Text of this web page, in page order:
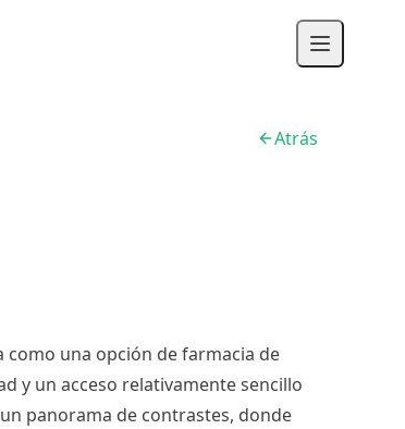
Atrás
como una opción de farmacia de
y un acceso relativamente sencillo
panorama de contrastes, donde